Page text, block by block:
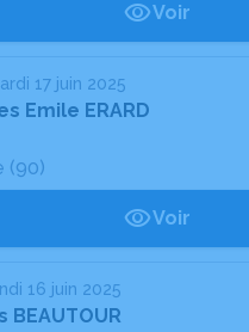
Voir
17 juin 2025
Emile ERARD
(90)
Voir
16 juin 2025
BEAUTOUR